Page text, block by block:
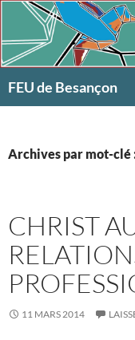
Aller
contenu
FEU de Besançon
Archives par mot-clé
CHRIST
11 MARS 2014